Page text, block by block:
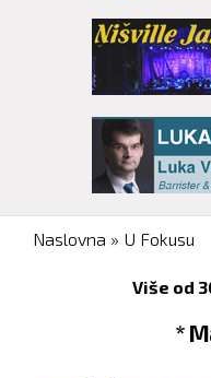
You are here
Naslovna » U Fokusu
Više od
*